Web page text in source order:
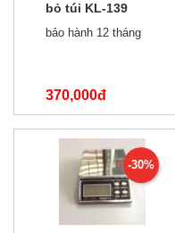
bỏ túi KL-139
200g/0.01
bảo hành 12 tháng
370,000đ
490,000đ
-30%